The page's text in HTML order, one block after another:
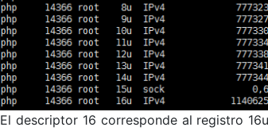
El descriptor 16 corresponde al registro